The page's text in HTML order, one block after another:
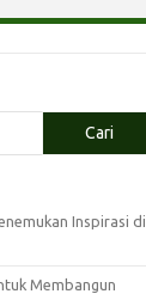
Cari
Inspirasi di
Membangun